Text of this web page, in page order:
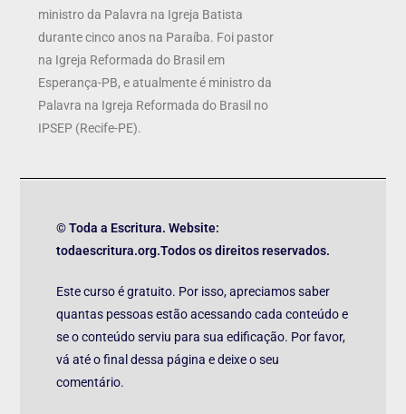
ministro da Palavra na Igreja Batista
durante cinco anos na Paraíba. Foi pastor
na Igreja Reformada do Brasil em
Esperança-PB, e atualmente é ministro da
Palavra na Igreja Reformada do Brasil no
IPSEP (Recife-PE).
© Toda a Escritura. Website:
todaescritura.org.Todos os direitos reservados.
Este curso é gratuito. Por isso, apreciamos saber
quantas pessoas estão acessando cada conteúdo e
se o conteúdo serviu para sua edificação. Por favor,
vá até o final dessa página e deixe o seu
comentário.